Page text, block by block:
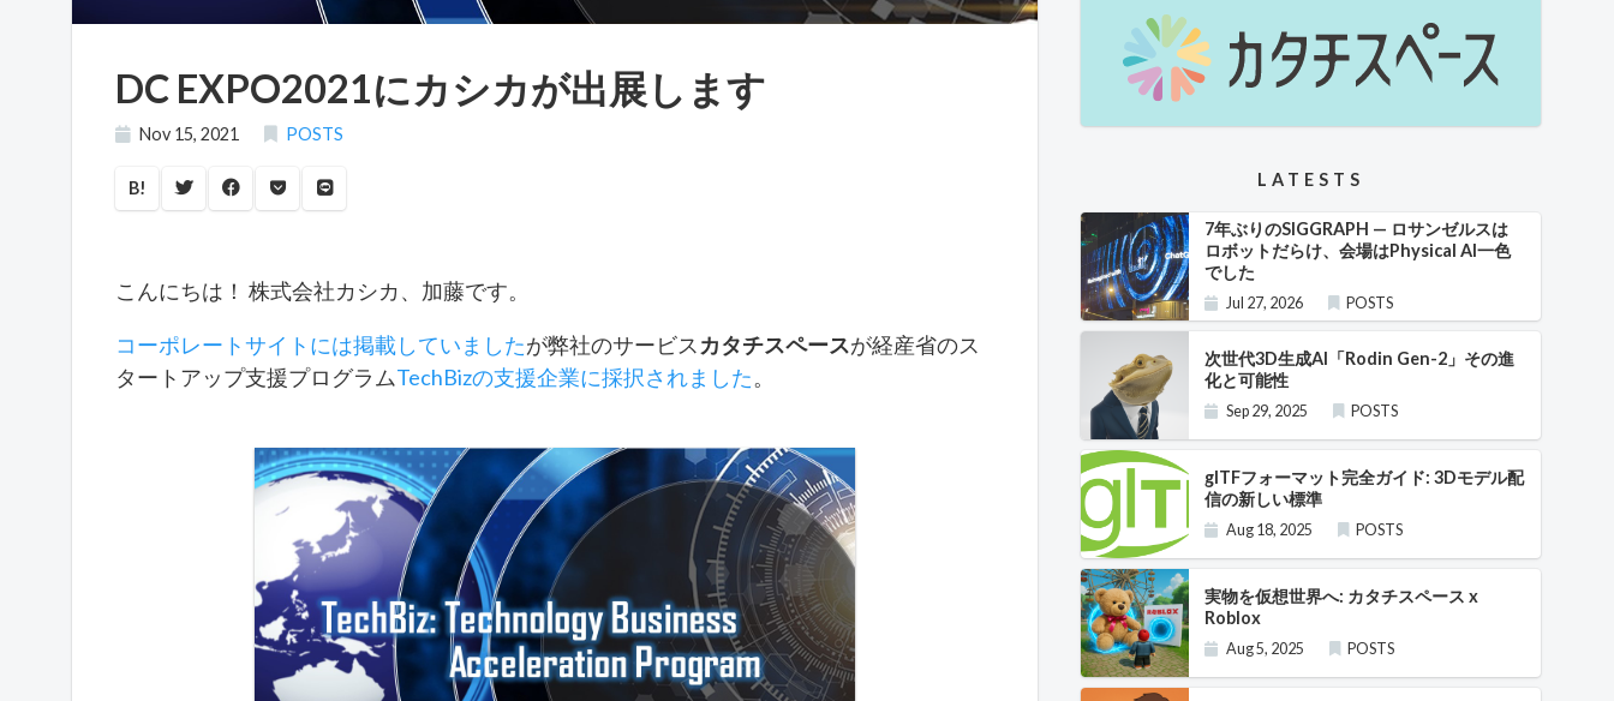
DC EXPO2021にカシカが出展します
Nov 15, 2021 POSTS
B!
こんにちは！ 株式会社カシカ、加藤です。
コーポレートサイトには掲載していましたが弊社のサービス カタチスペースが経産省のス
タートアップ支援プログラムTechBizの支援企業に採択されました。
LATESTS
7年ぶりのSIGGRAPH — ロサンゼルスは
ロボットだらけ、会場はPhysical AI一色
でした
Jul 27, 2026 POSTS
次世代3D生成AI「Rodin Gen-2」その進
化と可能性
Sep 29, 2025 POSTS
glTFフォーマット完全ガイド: 3Dモデル配
信の新しい標準
Aug 18, 2025 POSTS
実物を仮想世界へ: カタチスペース x
Roblox
Aug 5, 2025 POSTS